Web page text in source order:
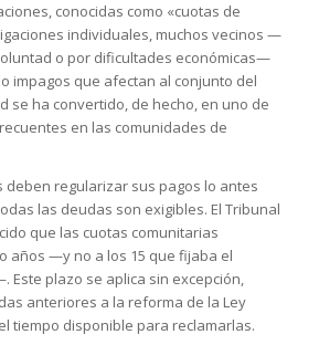
conocidas como «cuotas de
individuales, muchos vecinos —
o por dificultades económicas—
impagos que afectan al conjunto del
se ha convertido, de hecho, en uno de
en las comunidades de
deben regularizar sus pagos lo antes
las deudas son exigibles. El Tribunal
que las cuotas comunitarias
años —y no a los 15 que fijaba el
Este plazo se aplica sin excepción,
anteriores a la reforma de la Ley
tiempo disponible para reclamarlas.